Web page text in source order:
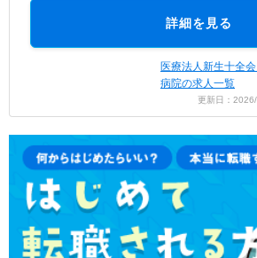
詳細を見る
医療法人新生十全
病院の求人一覧
更新日：